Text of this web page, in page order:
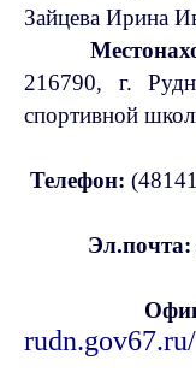
Зайцева
216790, г.
Телефон:
Эл.почта: